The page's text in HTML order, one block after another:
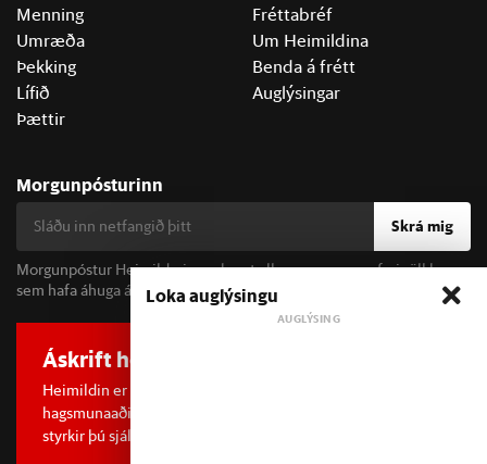
Menning
Umræða
Þekking
Lífið
Þættir
Fréttabréf
Um Heimildina
Benda á frétt
Auglýsingar
Morgunpósturinn
Skrá mig
Morgunpóstur Heimildarinnar berst alla morgna og er fyrir öll þau
sem hafa áhuga á fréttum og þjóðfélagsumræðu.
Áskrift hefur áhrif
Heimildin er í dreifðu eignarhaldi og óháð
hagsmunaaðilum. Með því að kaupa áskrift að Heimildinni
styrkir þú sjálfstæða rannsóknarblaðamennsku.
Loka auglýsingu